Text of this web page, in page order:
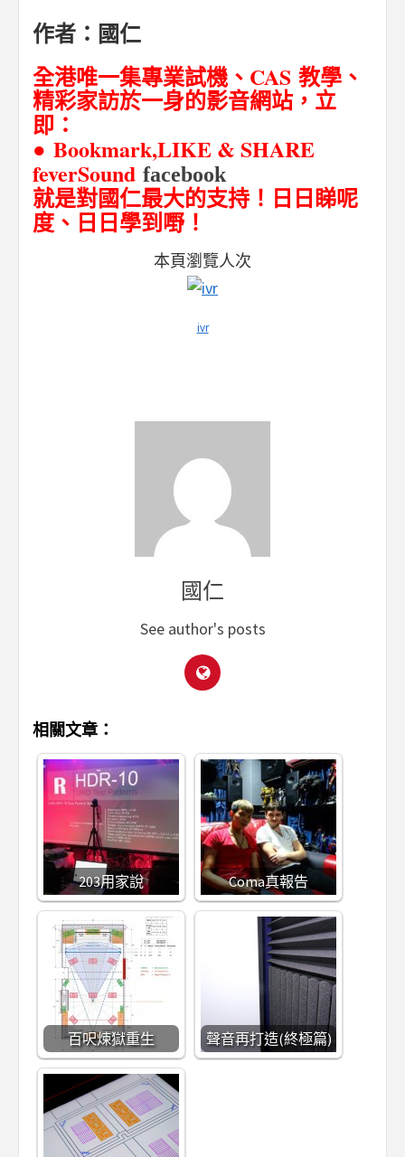
作者：國仁
全港唯一集專業試機、 CAS 教學、
精彩家訪於一身的影音網站，立
即：
● Bookmark,LIKE & SHARE
feverSound facebook
就是對國仁最大的支持！ 日 日 睇呢
度、 日日學到嘢！
本頁瀏覽人次
ivr
國仁
See author's posts
相關文章：
203用家說 Coma真報告
百呎煉獄重生 聲音再打造(終極篇)